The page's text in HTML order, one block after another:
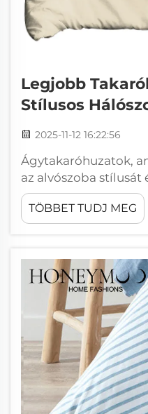
Legjobb
Stílusos
2025-11-12 16:22:56
Ágytakaróhuzatok,
az alvószoba stílusát
ágytakaróhuzatok
alvószoba vizuális
ágytakaróhuzat
és rögtön magára
meghatározva
TÖBBET TUDJ MEG